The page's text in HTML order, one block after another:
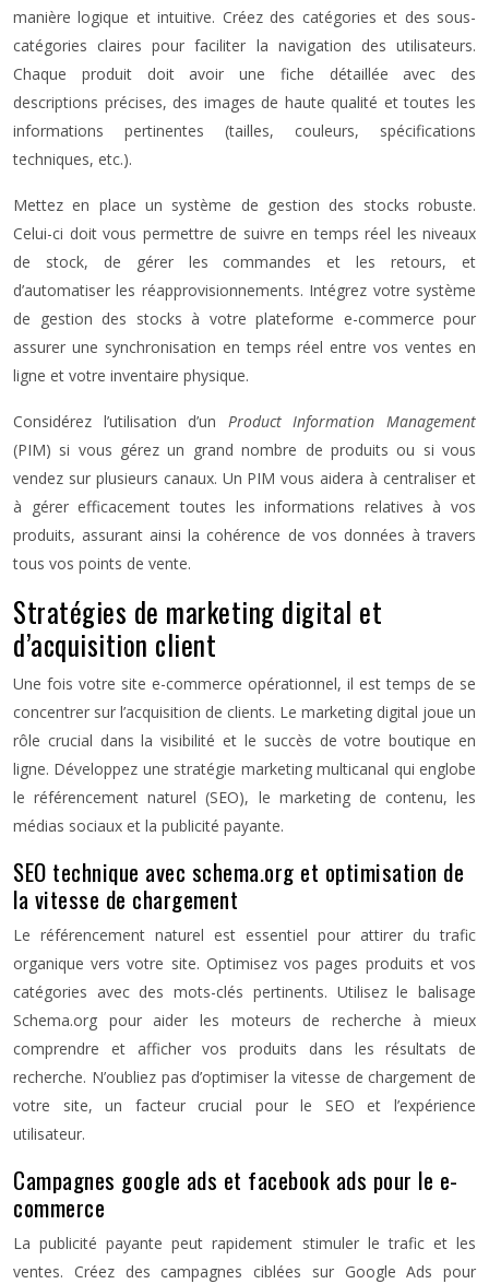
manière logique et intuitive. Créez des catégories et des sous-
catégories claires pour faciliter la navigation des utilisateurs.
Chaque produit doit avoir une fiche détaillée avec des
descriptions précises, des images de haute qualité et toutes les
informations pertinentes (tailles, couleurs, spécifications
techniques, etc.).
Mettez en place un système de gestion des stocks robuste.
Celui-ci doit vous permettre de suivre en temps réel les niveaux
de stock, de gérer les commandes et les retours, et
d’automatiser les réapprovisionnements. Intégrez votre système
de gestion des stocks à votre plateforme e-commerce pour
assurer une synchronisation en temps réel entre vos ventes en
ligne et votre inventaire physique.
Considérez l’utilisation d’un Product Information Management
(PIM) si vous gérez un grand nombre de produits ou si vous
vendez sur plusieurs canaux. Un PIM vous aidera à centraliser et
à gérer efficacement toutes les informations relatives à vos
produits, assurant ainsi la cohérence de vos données à travers
tous vos points de vente.
Stratégies de marketing digital et
d’acquisition client
Une fois votre site e-commerce opérationnel, il est temps de se
concentrer sur l’acquisition de clients. Le marketing digital joue un
rôle crucial dans la visibilité et le succès de votre boutique en
ligne. Développez une stratégie marketing multicanal qui englobe
le référencement naturel (SEO), le marketing de contenu, les
médias sociaux et la publicité payante.
SEO technique avec schema.org et optimisation de
la vitesse de chargement
Le référencement naturel est essentiel pour attirer du trafic
organique vers votre site. Optimisez vos pages produits et vos
catégories avec des mots-clés pertinents. Utilisez le balisage
Schema.org pour aider les moteurs de recherche à mieux
comprendre et afficher vos produits dans les résultats de
recherche. N’oubliez pas d’optimiser la vitesse de chargement de
votre site, un facteur crucial pour le SEO et l’expérience
utilisateur.
Campagnes google ads et facebook ads pour le e-
commerce
La publicité payante peut rapidement stimuler le trafic et les
ventes. Créez des campagnes ciblées sur Google Ads pour